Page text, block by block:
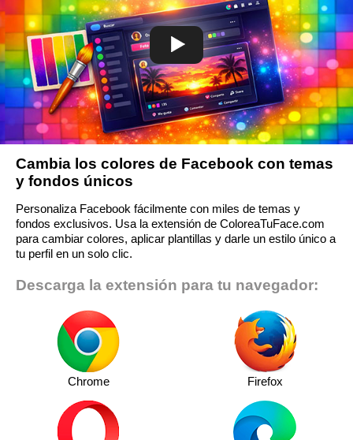
Cambia los colores de Facebook con temas
y fondos únicos
Personaliza Facebook fácilmente con miles de temas y
fondos exclusivos. Usa la extensión de ColoreaTuFace.com
para cambiar colores, aplicar plantillas y darle un estilo único a
tu perfil en un solo clic.
Descarga la extensión para tu navegador:
Chrome Firefox